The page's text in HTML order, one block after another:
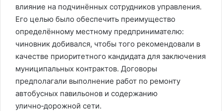
влияние на подчинённых сотрудников управления.
Его целью было обеспечить преимущество
определённому местному предпринимателю:
чиновник добивался, чтобы того рекомендовали в
качестве приоритетного кандидата для заключения
муниципальных контрактов. Договоры
предполагали выполнение работ по ремонту
автобусных павильонов и содержанию
улично‑дорожной сети.